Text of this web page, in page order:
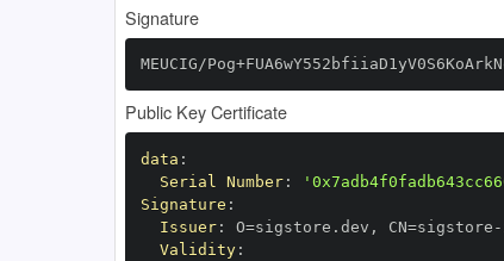
Signature
MEUCIG/
Public Key Certificate
data :
Serial Number:
Signature :
Issuer: O=sigstore.dev , CN=sigstore -
Validity: